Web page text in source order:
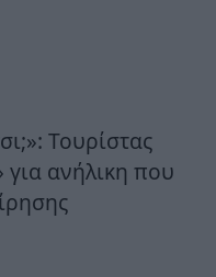
Τουρίστας
για ανήλικη που